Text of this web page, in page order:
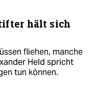
hält sich
fliehen, manche
Held spricht
tun können.